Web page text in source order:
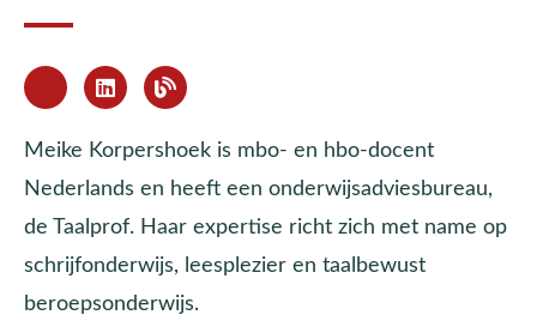
Meike Korpershoek is mbo- en hbo-docent
Nederlands en heeft een onderwijsadviesbureau,
de Taalprof. Haar expertise richt zich met name op
schrijfonderwijs, leesplezier en taalbewust
beroepsonderwijs.